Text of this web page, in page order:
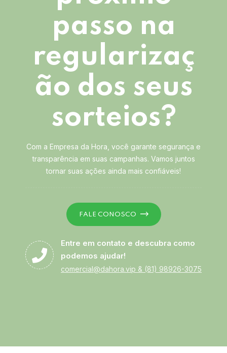
passo na
regularizaç
ão dos seus
sorteios?
Com a Empresa da Hora, você garante segurança e
transparência em suas campanhas. Vamos juntos
tornar suas ações ainda mais confiáveis!
FALE CONOSCO
Entre em contato e descubra como
podemos ajudar!
comercial@dahora.vip & (81) 98926-3075